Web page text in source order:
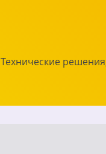
Технические